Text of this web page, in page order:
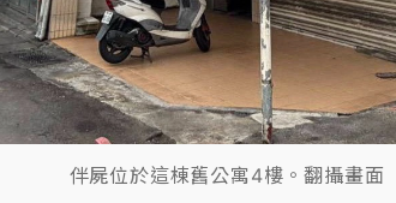
伴屍位於這棟舊公寓4樓。翻攝畫面